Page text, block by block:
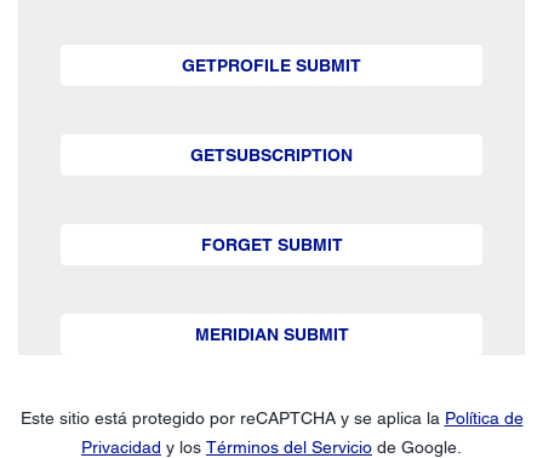
GETPROFILE SUBMIT
GETSUBSCRIPTION
FORGET SUBMIT
MERIDIAN SUBMIT
Este sitio está protegido por reCAPTCHA y se aplica la Política de
Privacidad y los Términos del Servicio de Google.